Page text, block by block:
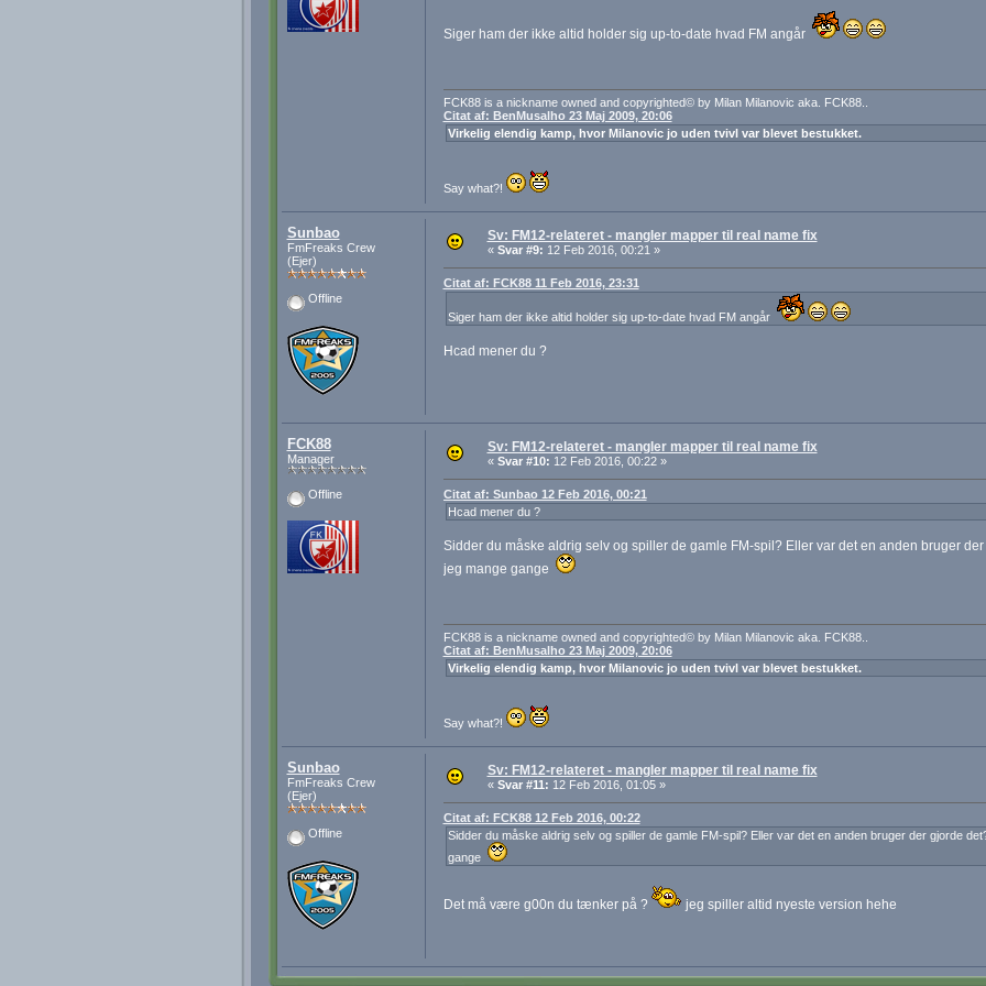
Siger ham der ikke altid holder sig up-to-date hvad FM angår
FCK88 is a nickname owned and copyrighted© by Milan Milanovic aka. FCK88..
Citat af: BenMusalho 23 Maj 2009, 20:06
Virkelig elendig kamp, hvor Milanovic jo uden tvivl var blevet bestukket.
Say what?!
Sunbao
FmFreaks Crew
(Ejer)
Offline
Sv: FM12-relateret - mangler mapper til real name fix
« Svar #9: 12 Feb 2016, 00:21 »
Citat af: FCK88 11 Feb 2016, 23:31
Siger ham der ikke altid holder sig up-to-date hvad FM angår
Hcad mener du ?
FCK88
Manager
Offline
Sv: FM12-relateret - mangler mapper til real name fix
« Svar #10: 12 Feb 2016, 00:22 »
Citat af: Sunbao 12 Feb 2016, 00:21
Hcad mener du ?
Sidder du måske aldrig selv og spiller de gamle FM-spil? Eller var det en anden bruger
jeg mange gange
FCK88 is a nickname owned and copyrighted© by Milan Milanovic aka. FCK88..
Citat af: BenMusalho 23 Maj 2009, 20:06
Virkelig elendig kamp, hvor Milanovic jo uden tvivl var blevet bestukket.
Say what?!
Sunbao
FmFreaks Crew
(Ejer)
Offline
Sv: FM12-relateret - mangler mapper til real name fix
« Svar #11: 12 Feb 2016, 01:05 »
Citat af: FCK88 12 Feb 2016, 00:22
Sidder du måske aldrig selv og spiller de gamle FM-spil? Eller var det en anden bruger der gjorde
gange
Det må være g00n du tænker på ? jeg spiller altid nyeste version hehe